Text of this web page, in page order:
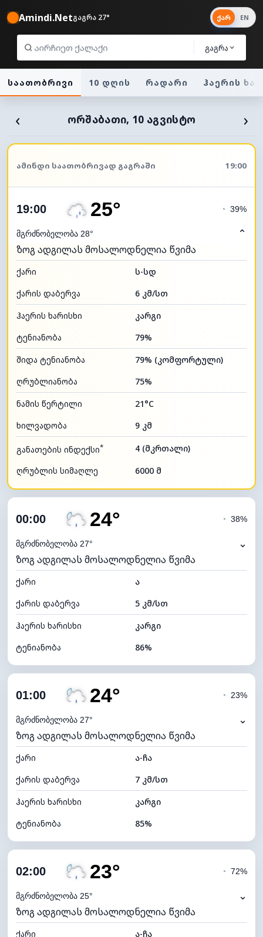
Amindi.Netგაგრა 27°
გაგრა
ქარ EN
საათობრივი 10 დღის რადარი ჰაერის
‹ ᲝᲠᲨᲐᲑᲐᲗᲘ, 10 ᲐᲒᲕᲘᲡᲢᲝ ›
ᲐᲛᲘᲜᲓᲘ ᲡᲐᲐᲗᲝᲑᲠᲘᲕᲐᲓ ᲒᲐᲒᲠᲐᲨᲘ 19:00
19:00 25°
მგრძნობელობა 28°
◔ 39%
⌃
ზოგ ადგილას მოსალოდნელია წვიმა
ქარი
ს-სდ
ქარის დაბერვა
6 კმ/სთ
ჰაერის ხარისხი
კარგი
ტენიანობა
79%
შიდა ტენიანობა
79% (კომფორტული)
ღრუბლიანობა
75%
ნამის წერტილი
21°C
ხილვადობა
9 კმ
განათების ინდექსი* 4 (მკრთალი)
ღრუბლის სიმაღლე 6000 მ
00:00 24°
მგრძნობელობა 27°
◔ 38%
⌄
ზოგ ადგილას მოსალოდნელია წვიმა
ქარი
ა
ქარის დაბერვა
5 კმ/სთ
ჰაერის ხარისხი
კარგი
ტენიანობა
86%
ღრუბლიანობა
ნამის წერტილი
ხილვადობა
9 კმ
განათების ინდექსი 0 (ბნელი)
ღრუბლის სიმაღლე 6160 მ
01:00 24°
მგრძნობელობა 27°
◔ 23%
⌄
ზოგ ადგილას მოსალოდნელია წვიმა
ქარი
ა-ჩა
ქარის დაბერვა
7 კმ/სთ
ჰაერის ხარისხი
კარგი
ტენიანობა
85%
ღრუბლიანობა
ნამის წერტილი
ხილვადობა
10 კმ
0 (ბნელი)
02:00 23°
მგრძნობელობა 25°
◔ 72%
⌄
ზოგ ადგილას მოსალოდნელია წვიმა
ქარი
ა-ჩა